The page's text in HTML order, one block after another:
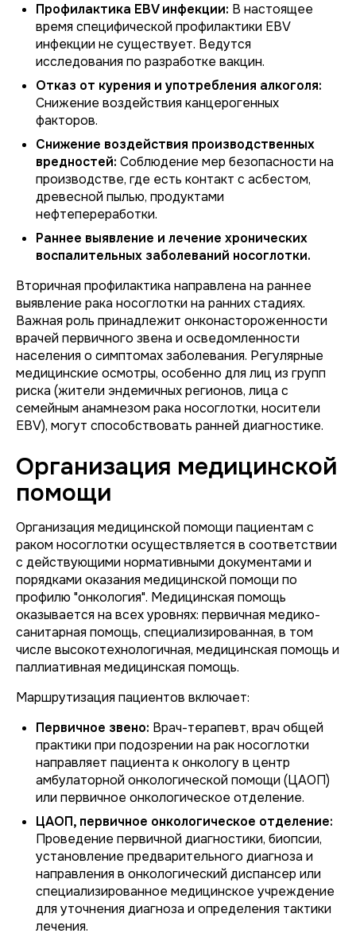
Профилактика EBV инфекции: В настоящее
время специфической профилактики EBV
инфекции не существует. Ведутся
исследования по разработке вакцин.
Отказ от курения и употребления алкоголя:
Снижение воздействия канцерогенных
факторов.
Снижение воздействия производственных
вредностей: Соблюдение мер безопасности на
производстве, где есть контакт с асбестом,
древесной пылью, продуктами
нефтепереработки.
Раннее выявление и лечение хронических
воспалительных заболеваний носоглотки.
Вторичная профилактика направлена на раннее
выявление рака носоглотки на ранних стадиях.
Важная роль принадлежит онконастороженности
врачей первичного звена и осведомленности
населения о симптомах заболевания. Регулярные
медицинские осмотры, особенно для лиц из групп
риска (жители эндемичных регионов, лица с
семейным анамнезом рака носоглотки, носители
EBV), могут способствовать ранней диагностике.
Организация медицинской
помощи
Организация медицинской помощи пациентам с
раком носоглотки осуществляется в соответствии
с действующими нормативными документами и
порядками оказания медицинской помощи по
профилю "онкология". Медицинская помощь
оказывается на всех уровнях: первичная медико-
санитарная помощь, специализированная, в том
числе высокотехнологичная, медицинская помощь и
паллиативная медицинская помощь.
Маршрутизация пациентов включает:
Первичное звено: Врач-терапевт, врач общей
практики при подозрении на рак носоглотки
направляет пациента к онкологу в центр
амбулаторной онкологической помощи (ЦАОП)
или первичное онкологическое отделение.
ЦАОП, первичное онкологическое отделение:
Проведение первичной диагностики, биопсии,
установление предварительного диагноза и
направления в онкологический диспансер или
специализированное медицинское учреждение
для уточнения диагноза и определения тактики
лечения.